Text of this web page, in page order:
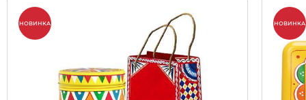
НОВИНКА НОВИНКА